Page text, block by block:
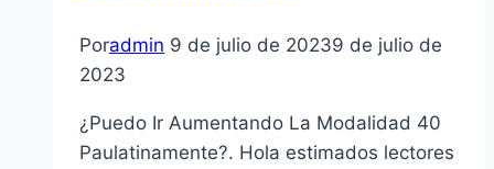
Poradmin 9 de julio de 20239 de julio de
2023
¿Puedo Ir Aumentando La Modalidad 40
Paulatinamente?. Hola estimados lectores